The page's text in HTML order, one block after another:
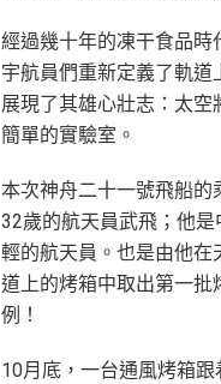
經過幾十年的凍干食品時
宇航員們重新定義了軌道
展現了其雄心壯志：太空
簡單的實驗室。
本次神舟二十一號飛船的
32歲的航天員武飛；他
輕的航天員。也是由他在
道上的烤箱中取出第一批
例！
10月底，一台通風烤箱